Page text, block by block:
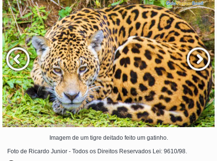
Imagem de um tigre deitado feito um gatinho.
Foto de Ricardo Junior - Todos os Direitos Reservados Lei: 9610/98.